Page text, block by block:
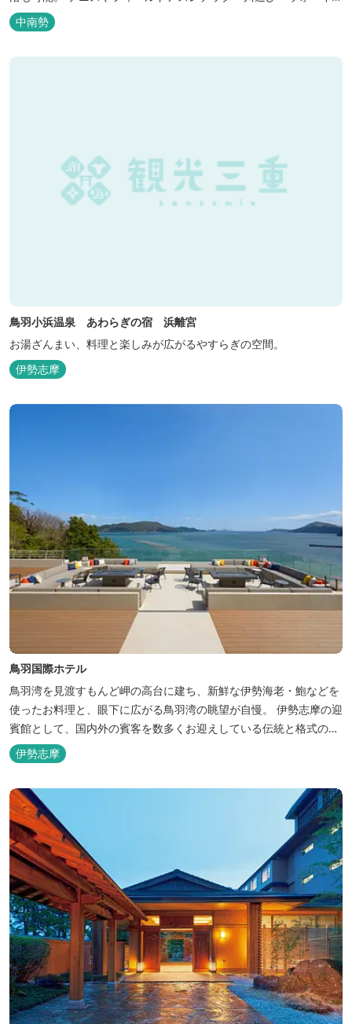
グ・山登りの後は、岩風呂風の露天風呂と地元産季節の野草を月替
メニューの野草風呂と打たせ湯で思いっきりリフレッシュしてくだ
さい。 森林浴に温泉浴でネイチャーセラピーしませんか。
中南勢
鳥羽小浜温泉 あわらぎの宿 浜離宮
お湯ざんまい、料理と楽しみが広がるやすらぎの空間。
伊勢志摩
鳥羽国際ホテル
鳥羽湾を見渡すもんど岬の高台に建ち、新鮮な伊勢海老・鮑などを
使ったお料理と、眼下に広がる鳥羽湾の眺望が自慢。 伊勢志摩の迎
賓館として、国内外の賓客を数多くお迎えしている伝統と格式のあ
るホテルです。 【2024年3月25日リニューアル】 クラブラウンジ
アクセス付の新客室「オーシャンビュースイート・クラブ」が誕
ャンテラ...
伊勢志摩